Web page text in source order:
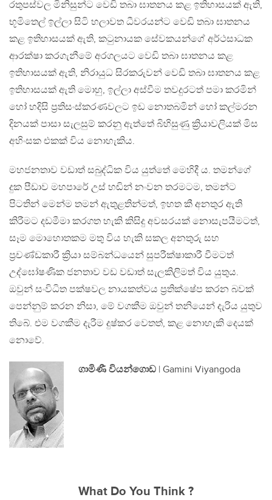
රතුපස්වල මිනිසුන්ට වෙඩි තබා ඝාතනය කළ ඉතිහාසයක් ඇති,
භූමිතෙල් ඉල්ලා සිටි හලාවත ධීවරයන්ට වෙඩි තබා ඝාතනය
කළ ඉතිහාසයක් ඇති, කටුනායක සේවකයන්ගේ අර්ථසාධක
ආරක්ෂා කරගැනීමේ අරගලයට වෙඩි තබා ඝාතනය කළ
ඉතිහාසයක් ඇති, නිරායුධ සිරකරුවන් වෙඩි තබා ඝාතනය කළ
ඉතිහාසයක් ඇති මොහු, ඉල්ලා අස්වීම තවදුරටත් පමා කරමින්
හෝ හදිසි ප්‍රතිසංස්කරණවලට ඉඩ නොතබමින් හෝ කල්මරන
දිනයක් පාසා සැලසුම් කරනු ඇත්තේ බිහිසුණු ක්‍රියාවලියක් මිස
අහිංසක එකක් විය නොහැකිය.
මහජනතාව වඩාත් සබුද්ධික විය යුත්තේ මෙහිදී ය. තමන්ගේ
දුක පීඩාව මහපාරේ උස් හඬින් නංවන තරමටම, තමන්ට
පිටතින් මෙන්ම තමන් ඇතුළතින්මත්, ඉහත කී අනතුර ඇති
කිරීමට දඩමීමා කරගත හැකි කිසිදු අවසරයක් නොසැපයීමටත්,
සෑම මොහොතකම මතු විය හැකි සකල අනතුරු සහ
ප්‍රචණ්ඩකාරී ක්‍රියා සම්බන්ධයෙන් සුපරීක්ෂාකාරී වීමටත්
උද්ඝෝෂණික ජනතාව වඩ වඩාත් සැලකිලිමත් විය යුතුය.
ඔවුන් සංවිධිත පක්ෂවල නායකත්වය ප්‍රතික්ෂේප කරන බවක්
පෙන්නුම් කරන නිසා, මේ වගකීම ඔවුන් තනියෙන් දැරිය යුතුව
තිබේ. එම වගකීම දැරීම දුෂ්කර වෙතත්, කළ නොහැකි දෙයක්
නොවේ.
ගාමිණී වියන්ගොඩ | Gamini Viyangoda
What Do You Think ?